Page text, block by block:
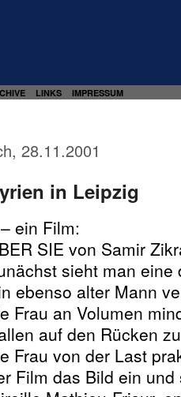
LINKS IMPRESSUM
28.11.2001
in Leipzig
ein Film:
SIE von Samir
sieht man eine
ebenso alter Mann
Frau an Volumen
auf den Rücken
Frau von der Last
Film das Bild ein